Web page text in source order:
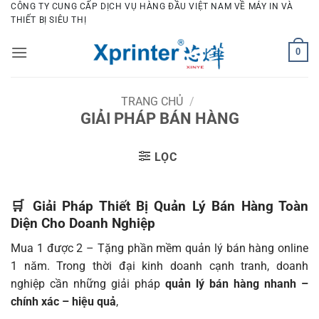
Bỏ
qua
dung
CÔNG TY CUNG CẤP DỊCH VỤ HÀNG ĐẦU VIỆT NAM VỀ MÁY IN VÀ
THIẾT BỊ SIÊU THỊ
0
TRANG CHỦ /
GIẢI PHÁP BÁN HÀNG
LỌC
🛒 Giải Pháp Thiết Bị Quản Lý Bán Hàng Toàn
Diện Cho Doanh Nghiệp
Mua 1 được 2 – Tặng phần mềm quản lý bán hàng online
1 năm. Trong thời đại kinh doanh cạnh tranh, doanh
nghiệp cần những giải pháp quản lý bán hàng nhanh –
chính xác – hiệu quả,